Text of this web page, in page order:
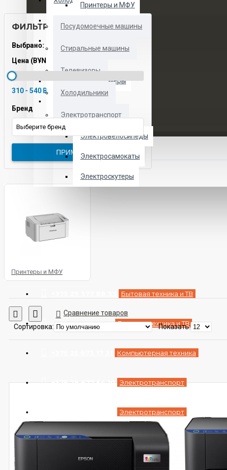
Морозильные камеры
Принтеры и МФУ
Посудомоечные машины
Стиральные машины
Телевизоры
Холодильники
Электротранспорт
Электровелосипеды
Электросамокаты
Электроскутеры
УСЛУГИ
АКЦИИ
Бытовая техника и ТВ
+375 33 673 17 31 Бытовая техника и ТВ
Компьютерная техника
+375 29 677 54 10 Электротранспорт
Электротранспорт
ФИЛЬТРЫ ТОВАРОВ
Выбрано:
Цена (BYN)
310 - 540 BYN
Бренд
Выберите бренд
ПРИМЕНИТЬ
Принтеры и МФУ
Сравнение товаров
Сортировка:
Показать: